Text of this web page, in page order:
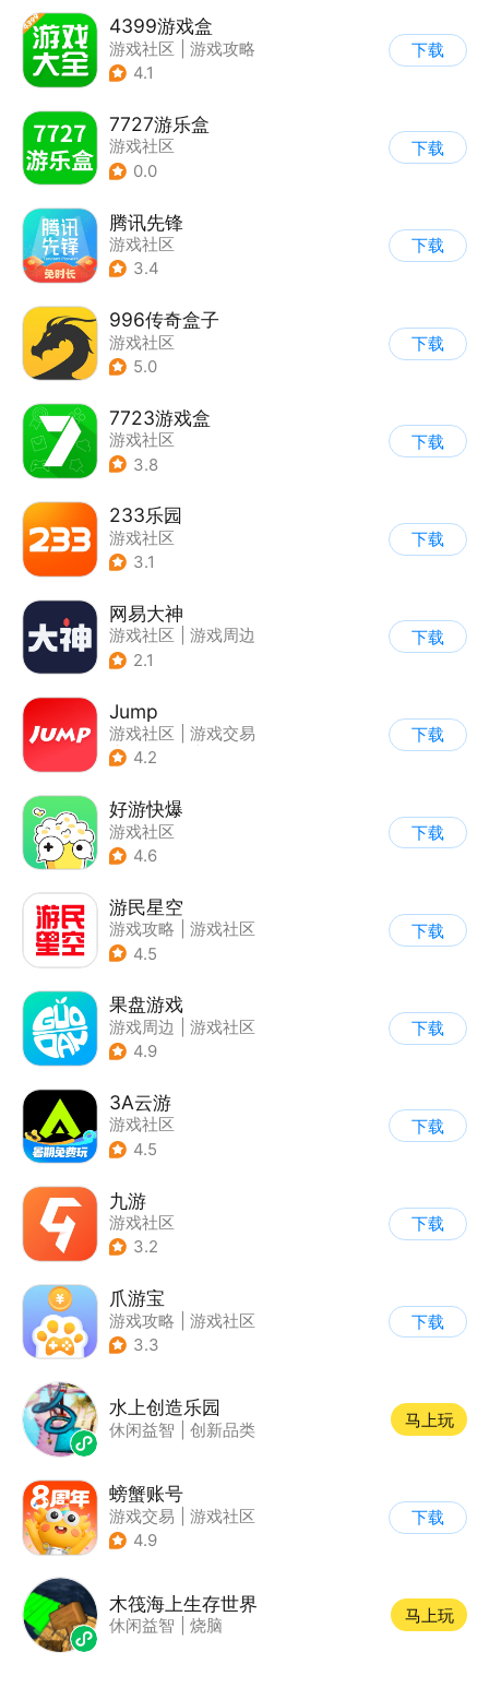
4399游戏盒
游戏社区
游戏攻略
4.1
下载
7727游乐盒
游戏社区
0.0
下载
腾讯先锋
游戏社区
3.4
下载
996传奇盒子
游戏社区
5.0
下载
7723游戏盒
游戏社区
3.8
下载
233乐园
游戏社区
3.1
下载
网易大神
游戏社区
游戏周边
2.1
下载
Jump
游戏社区
游戏交易
| 游戏周边
4.2
下载
好游快爆
游戏社区
4.6
下载
游民星空
游戏攻略
游戏社区
4.5
下载
果盘游戏
游戏周边
游戏社区
4.9
下载
3A云游
游戏社区
4.5
下载
九游
游戏社区
3.2
下载
爪游宝
游戏攻略
游戏社区
3.3
下载
水上创造乐园
休闲益智 创新品类
马上玩
螃蟹账号
游戏交易
游戏社区
| 代练陪玩
4.9
下载
木筏海上生存世界
休闲益智 烧脑
马上玩